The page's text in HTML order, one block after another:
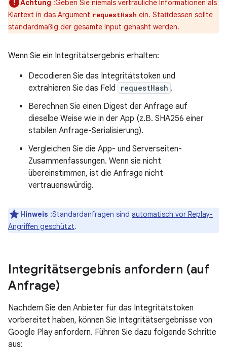
Achtung :Geben Sie niemals vertrauliche Informationen als
Klartext in das Argument requestHash ein. Stattdessen sollte
standardmäßig der gesamte Input gehasht werden.
Wenn Sie ein Integritätsergebnis erhalten:
Decodieren Sie das Integritätstoken und
extrahieren Sie das Feld
requestHash .
Berechnen Sie einen Digest der Anfrage auf
dieselbe Weise wie in der App (z.B. SHA256 einer
stabilen Anfrage-Serialisierung).
Vergleichen Sie die App- und Serverseiten-
Zusammenfassungen. Wenn sie nicht
übereinstimmen, ist die Anfrage nicht
vertrauenswürdig.
Hinweis :Standardanfragen sind automatisch vor Replay-
Angriffen geschützt.
Integritätsergebnis anfordern (auf
Anfrage)
Nachdem Sie den Anbieter für das Integritätstoken
vorbereitet haben, können Sie Integritätsergebnisse von
Google Play anfordern. Führen Sie dazu folgende Schritte
aus: